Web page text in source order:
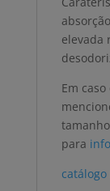
elevada
Em
para
catálogo